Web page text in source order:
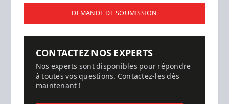
DEMANDE DE SOUMISSION
CONTACTEZ NOS EXPERTS
Nos experts sont disponibles pour répondre
à toutes vos questions. Contactez-les dès
maintenant !